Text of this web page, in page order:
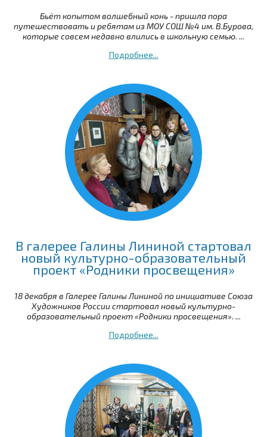
Бьёт копытом волшебный конь - пришла пора
путешествовать и ребятам из МОУ СОШ №4 им. В.Бурова,
которые совсем недавно влились в школьную семью. ...
Подробнее...
В галерее Галины Лининой стартовал
новый культурно-образовательный
проект «Родники просвещения»
18 декабря в Галерее Галины Лининой по инициативе Союза
Художников России стартовал новый культурно-
образовательный проект «Родники просвещения». ...
Подробнее...